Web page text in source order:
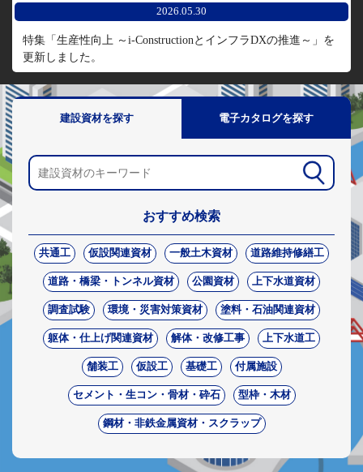
2026.05.30
特集「生産性向上 ～i-ConstructionとインフラDXの推進～」を
更新しました。
建設資材を探す 電子カタログを探す
おすすめ検索
共通工 仮設関連資材 一般土木資材 道路維持修繕工
道路・橋梁・トンネル資材 公園資材 上下水道資材
調査試験 環境・災害対策資材 塗料・石油関連資材
躯体・仕上げ関連資材 解体・改修工事 上下水道工
舗装工 仮設工 基礎工 付属施設
セメント・生コン・骨材・砕石 型枠・木材
鋼材・非鉄金属資材・スクラップ